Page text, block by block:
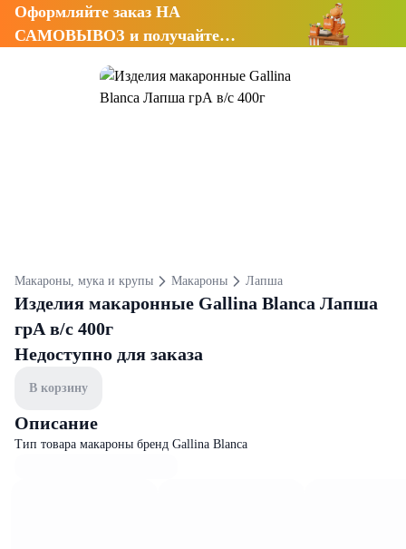
Оформляйте заказ НА
САМОВЫВОЗ и получайте
Макароны, мука и крупы Макароны Лапша
Изделия макаронные Gallina Blanca Лапша
грА в/с 400г
Недоступно для заказа
В корзину
Описание
Тип товара макароны бренд Gallina Blanca